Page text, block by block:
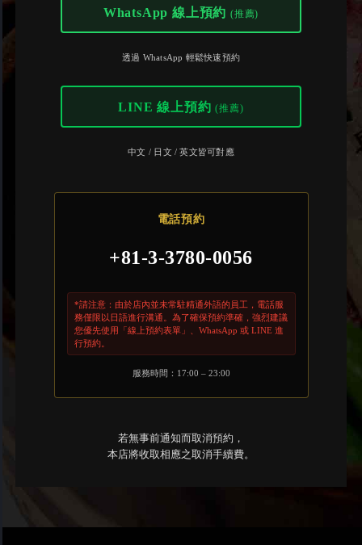
WhatsApp 線上預約 (推薦)
透過 WhatsApp 輕鬆快速預約
LINE 線上預約(推薦)
中文 / 日文 / 英文皆可對應
電話預約
+81-3-3780-0056
*請注意：由於店內並未常駐精通外語的員工，電話服
務僅限以日語進行溝通。為了確保預約準確，強烈建議
您優先使用「線上預約表單」、WhatsApp 或 LINE 進
行預約。
服務時間：17:00 – 23:00
若無事前通知而取消預約，
本店將收取相應之取消手續費。